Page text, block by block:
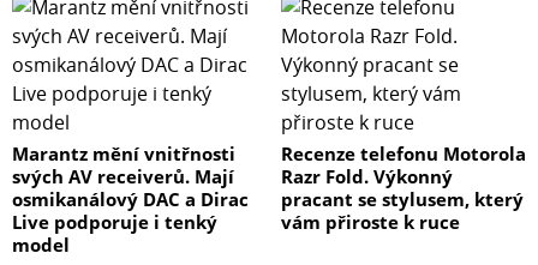
Marantz mění vnitřnosti
svých AV receiverů. Mají
osmikanálový DAC a Dirac
Live podporuje i tenký
model
Recenze telefonu Motorola
Razr Fold. Výkonný
pracant se stylusem, který
vám přiroste k ruce